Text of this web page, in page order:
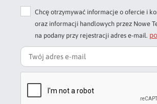
Chcę otrzymywać informacje o ofercie i
oraz informacji handlowych przez Nowe
na podany przy rejestracji adres e-mail.